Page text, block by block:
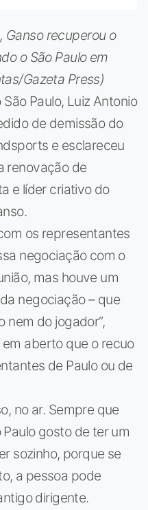
Ganso recuperou o
o São Paulo em
Gazeta Press)
Paulo, Luiz Antonio
de demissão do
e esclareceu
renovação de
e líder criativo do
os representantes
negociação com o
mas houve um
negociação – que
nem do jogador”,
aberto que o recuo
de Paulo ou de
no ar. Sempre que
gosto de ter um
sozinho, porque se
a pessoa pode
dirigente.